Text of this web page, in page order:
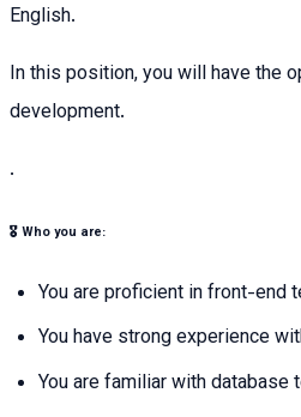
English.
In this position, you will have the
development.
.
🎖 Who you are:
You are proficient in front-end
You have strong experience
You are familiar with database